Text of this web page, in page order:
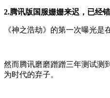
2.腾讯版国服姗姗来迟，已经
《神之浩劫》的第一次曝光
然而腾讯磨磨蹭蹭三年测试测
为时代的弃子。